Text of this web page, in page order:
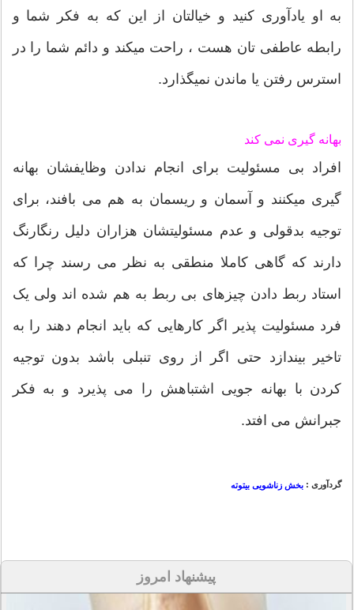
به او یادآوری کنید و خیالتان از این که به فکر شما و
رابطه عاطفی تان هست ، راحت میکند و دائم شما را در
استرس رفتن یا ماندن نمیگذارد.
بهانه گیری نمی کند
افراد بی مسئولیت برای انجام ندادن وظایفشان بهانه
گیری میکنند و آسمان و ریسمان به هم می بافند، برای
توجیه بدقولی و عدم مسئولیتشان هزاران دلیل رنگارنگ
دارند که گاهی کاملا منطقی به نظر می رسند چرا که
استاد ربط دادن چیزهای بی ربط به هم شده اند ولی یک
فرد مسئولیت پذیر اگر کارهایی که باید انجام دهند را به
تاخیر بیندازد حتی اگر از روی تنبلی باشد بدون توجیه
کردن با بهانه جویی اشتباهش را می پذیرد و به فکر
جبرانش می افتد.
گردآوری : بخش زناشویی بیتوته
پیشنهاد امروز